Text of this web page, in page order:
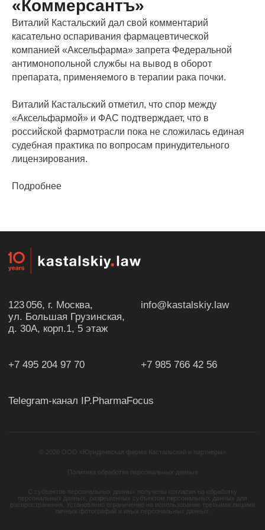
«Коммерсантъ»
Виталий Кастальский дал свой комментарий
касательно оспаривания фармацевтической
компанией «Аксельфарма» запрета Федеральной
антимонопольной службы на вывод в оборот
препарата, применяемого в терапии рака почки.
Виталий Кастальский отметил, что спор между
«Аксельфармой» и ФАС подтверждает, что в
российской фармотрасли пока не сложилась единая
судебная практика по вопросам принудительного
лицензирования.
Подробнее
д. 30А, корп.1, 5 этаж
+7 985 766 42 56
+7 495 204 97 70
С субъектов персональных данных получены согласия на обработку
персональных данных, разрешенных субъектом персональных данных для
распространения. Установлено ограничение на использование третьими лицами
личных фотографий и иных персональных данных.
Telegram-канал IP.PharmaFocus